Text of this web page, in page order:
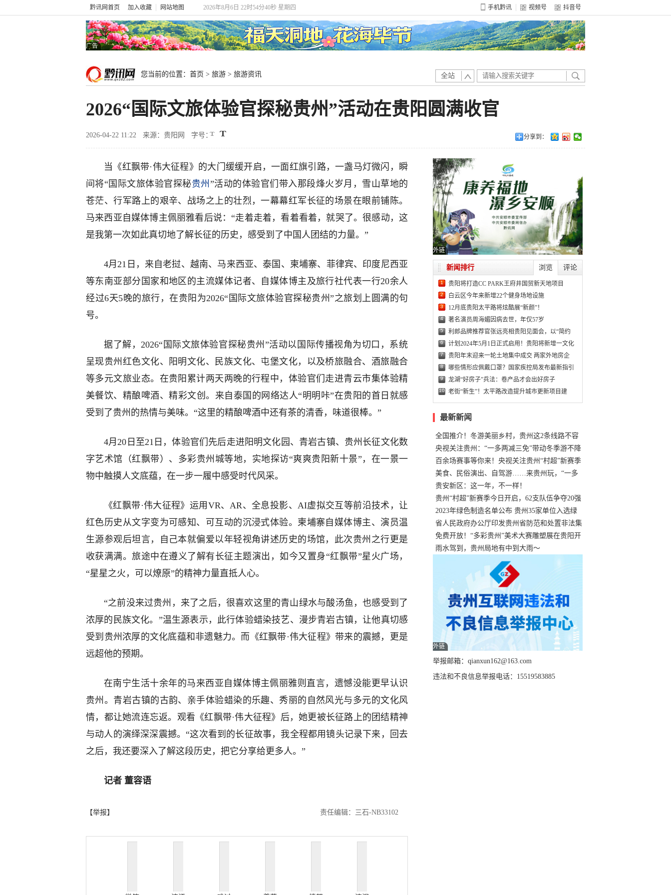
黔讯网首页 加入收藏 网站地图 2026年8月6日 22时54分41秒 星期四 手机黔讯 视频号 抖音号
广告
您当前的位置： 首页 > 旅游 > 旅游资讯 全站
2026“国际文旅体验官探秘贵州”活动在贵阳圆满收官
2026-04-22 11:22 来源：贵阳网 字号： 分享到：
当《红飘带·伟大征程》的大门缓缓开启，一面红旗引路，一盏马灯微闪，瞬
间将“国际文旅体验官探秘贵州 ”活动的体验官们带入那段烽火岁月，雪山草地的
苍茫、行军路上的艰辛、战场之上的壮烈，一幕幕红军长征的场景在眼前铺陈。
马来西亚自媒体博主佩丽雅看后说：“走着走着，看着看着，就哭了。很感动，这
是我第一次如此真切地了解长征的历史，感受到了中国人团结的力量。”
4月21日，来自老挝、越南、马来西亚、泰国、柬埔寨、菲律宾、印度尼西亚
等东南亚部分国家和地区的主流媒体记者、自媒体博主及旅行社代表一行20余人
经过6天5晚的旅行，在贵阳为2026“国际文旅体验官探秘贵州”之旅划上圆满的句
号。
据了解，2026“国际文旅体验官探秘贵州”活动以国际传播视角为切口，系统
呈现贵州红色文化、阳明文化、民族文化、屯堡文化，以及桥旅融合、酒旅融合
等多元文旅业态。在贵阳累计两天两晚的行程中，体验官们走进青云市集体验精
美餐饮、精酿啤酒、精彩文创。来自泰国的网络达人“明明咔”在贵阳的首日就感
受到了贵州的热情与美味。“这里的精酿啤酒中还有茶的清香，味道很棒。”
4月20日至21日，体验官们先后走进阳明文化园、青岩古镇、贵州长征文化数
字艺术馆（红飘带）、多彩贵州城等地，实地探访“爽爽贵阳新十景”，在一景一
物中触摸人文底蕴，在一步一履中感受时代风采。
《红飘带·伟大征程》运用VR、AR、全息投影、AI虚拟交互等前沿技术，让
红色历史从文字变为可感知、可互动的沉浸式体验。柬埔寨自媒体博主、演员温
生源参观后坦言，自己本就偏爱以年轻视角讲述历史的场馆，此次贵州之行更是
收获满满。旅途中在遵义了解有长征主题演出，如今又置身“红飘带”星火广场，
“星星之火，可以燎原”的精神力量直抵人心。
“之前没来过贵州，来了之后，很喜欢这里的青山绿水与酸汤鱼，也感受到了
浓厚的民族文化。”温生源表示，此行体验蜡染技艺、漫步青岩古镇，让他真切感
受到贵州浓厚的文化底蕴和非遗魅力。而《红飘带·伟大征程》带来的震撼，更是
远超他的预期。
在南宁生活十余年的马来西亚自媒体博主佩丽雅则直言，遗憾没能更早认识
贵州。青岩古镇的古韵、亲手体验蜡染的乐趣、秀丽的自然风光与多元的文化风
情，都让她流连忘返。观看《红飘带·伟大征程》后，她更被长征路上的团结精神
与动人的演绎深深震撼。“这次看到的长征故事，我全程都用镜头记录下来，回去
之后，我还要深入了解这段历史，把它分享给更多人。”
记者 董容语
【举报】 责任编辑：三石-NB33102
外链
浏览 评论
新闻排行
1 贵阳将打造CC PARK王府井国贸新天地项目
2 白云区今年来新增22个健身场地设施
3 12月底贵阳太平路将炫酷展“新颜”！
4 著名演员周海媚因病去世，年仅57岁
5 利郎品牌推荐官张远亮相贵阳见面会，以“简约
6 计划2024年5月1日正式启用！贵阳将新增一文化
7 贵阳年末迎来一轮土地集中成交 两家外地房企
8 哪些情形应佩戴口罩？国家疾控局发布最新指引
9 龙湖“好房子”兵法：卷产品才会出好房子
10 老街“新生”！太平路改造提升城市更新项目建
最新新闻
全国推介！冬游美丽乡村，贵州这2条线路不容
错过
央视关注贵州：“一多两减三免”带动冬季游不降
温
百余场赛事等你来！央视关注贵州“村超”新赛季
正式“打响”
美食、民俗演出、自驾游……来贵州玩，“一多
两减三免”！
贵安新区：这一年，不一样！
贵州“村超”新赛季今日开启，62支队伍争夺20强
名额
2023年绿色制造名单公布 贵州35家单位入选绿
色工厂
省人民政府办公厅印发贵州省防范和处置非法集
资工作实施细则
免费开放！“多彩贵州”美术大赛雕塑展在贵阳开
展，持续至1月19日
雨水驾到，贵州局地有中到大雨～
外链
举报邮箱：qianxun162@163.com
违法和不良信息举报电话：15519583885